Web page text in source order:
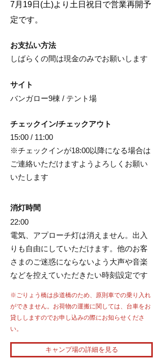
7月19日(土)より 土日祝日で営業再開予
定です。
お支払い方法
しばらくの間は現金のみでお願いします
サイト
バンガロー9棟 / テント場
チェックイン/チェックアウト
15:00 / 11:00
※チェックインが18:00以降になる場合は
ご連絡いただけますようよろしくお願い
いたします
​​消灯時間
22:00
電気、アプローチ灯は消えません。出入
りも自由にしていただけます。他のお客
さまのご迷惑にならないよう大声や音楽
などを控えていただきたい時刻設定です
※ごりょう橋は歩道橋のため、原則車での乗り入れ
ができません。お荷物の運搬に関しては、台車をお
貸ししますのでお申し込みの際にお知らせくださ
い。
キャンプ場の詳細を見る